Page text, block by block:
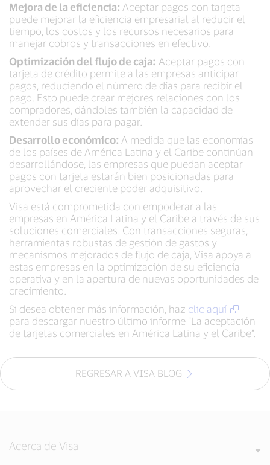
Mejora de la eficiencia: Aceptar pagos con tarjeta
puede mejorar la eficiencia empresarial al reducir el
tiempo, los costos y los recursos necesarios para
manejar cobros y transacciones en efectivo.
Optimización del flujo de caja: Aceptar pagos con
tarjeta de crédito permite a las empresas anticipar
pagos, reduciendo el número de días para recibir el
pago. Esto puede crear mejores relaciones con los
compradores, dándoles también la capacidad de
extender sus días para pagar.
Desarrollo económico: A medida que las economías
de los países de América Latina y el Caribe continúan
desarrollándose, las empresas que puedan aceptar
pagos con tarjeta estarán bien posicionadas para
aprovechar el creciente poder adquisitivo.
Visa está comprometida con empoderar a las
empresas en América Latina y el Caribe a través de sus
soluciones comerciales. Con transacciones seguras,
herramientas robustas de gestión de gastos y
mecanismos mejorados de flujo de caja, Visa apoya a
estas empresas en la optimización de su eficiencia
operativa y en la apertura de nuevas oportunidades de
crecimiento.
Si desea obtener más información, haz clic aquí
para descargar nuestro último informe “La aceptación
de tarjetas comerciales en América Latina y el Caribe”.
REGRESAR A VISA BLOG
Acerca de Visa